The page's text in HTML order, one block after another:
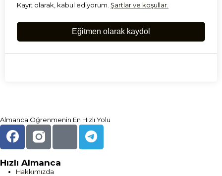
Kayıt olarak, kabul ediyorum. Şartlar ve koşullar.
Eğitmen olarak kaydol
Almanca Öğrenmenin En Hızlı Yolu
Hızlı Almanca
Hakkımızda